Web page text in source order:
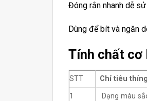
Đóng rắn nhanh dễ
Dùng để bít và ngăn
Tính chất cơ
STT Chỉ tiêu thí
1
Dạng màu